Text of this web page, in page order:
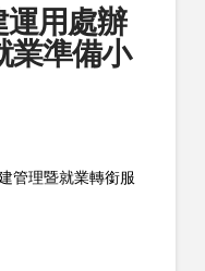
用處辦
業準備小
管理暨就業轉銜服